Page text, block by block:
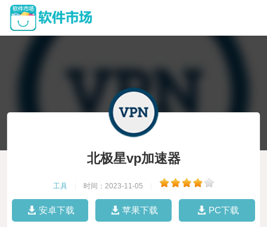
北极星vp加速器
工具 时间：2023-11-05
安卓下载 苹果下载 PC下载